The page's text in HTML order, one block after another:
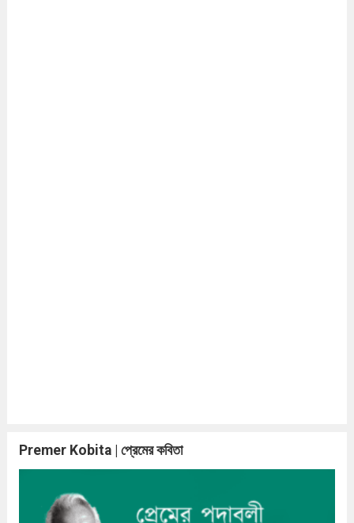
Premer Kobita | প্রেমের কবিতা